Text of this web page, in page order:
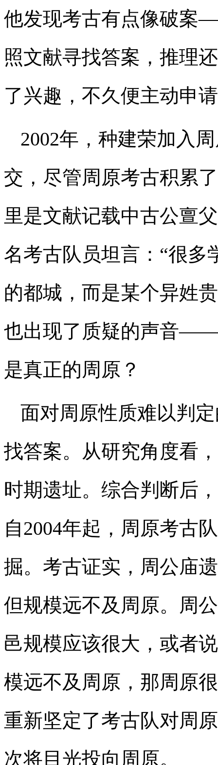
他发现考古有点像破案
照文献寻找答案，推理
了兴趣，不久便主动申
2002年，种建荣加入
交，尽管周原考古积累
里是文献记载中古公亶
名考古队员坦言：“很多
的都城，而是某个异姓
也出现了质疑的声音——
是真正的周原？
面对周原性质难以判
找答案。从研究角度看
时期遗址。综合判断后
自2004年起，周原考古
掘。考古证实，周公庙
但规模远不及周原。周
邑规模应该很大，或者
模远不及周原，那周原
重新坚定了考古队对周
次将目光投向周原。